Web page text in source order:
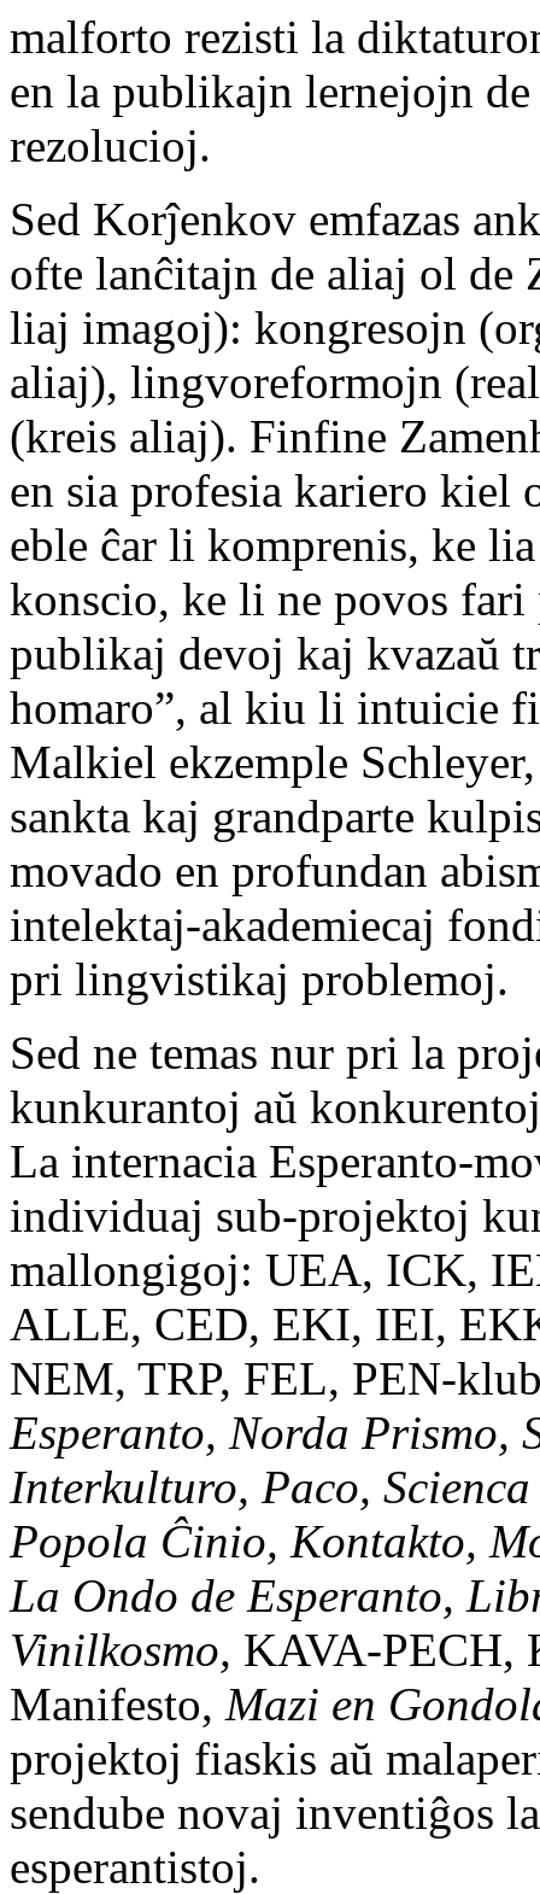
malforto rezisti la
en la publikajn lernejojn
rezolucioj.
Sed Korĵenkov emfazas
ofte lanĉitajn de aliaj ol de
liaj imagoj): kongresojn
aliaj), lingvoreformojn
(kreis aliaj). Finfine
en sia profesia kariero kiel
eble ĉar li komprenis, ke
konscio, ke li ne povos
publikaj devoj kaj kvazaŭ
homaro”, al kiu li intuicie
Malkiel ekzemple
sankta kaj grandparte
movado en profundan
intelektaj-akademiecaj
pri lingvistikaj problemoj.
Sed ne temas nur pri la
kunkurantoj aŭ
La internacia Esperanto-
individuaj sub-projektoj
mallongigoj: UEA, ICK,
ALLE, CED, EKI, IEI,
NEM, TRP, FEL, PEN-
Esperanto, Norda Prismo,
Interkulturo, Paco,
Popola Ĉinio, Kontakto,
La Ondo de Esperanto,
Vinilkosmo, KAVA-PECH,
Manifesto, Mazi en
projektoj fiaskis aŭ
sendube novaj inventiĝos
esperantistoj.